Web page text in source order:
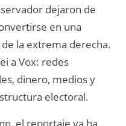
dejaron de
en una
la extrema derecha.
a Vox: redes
dinero, medios y
electoral.